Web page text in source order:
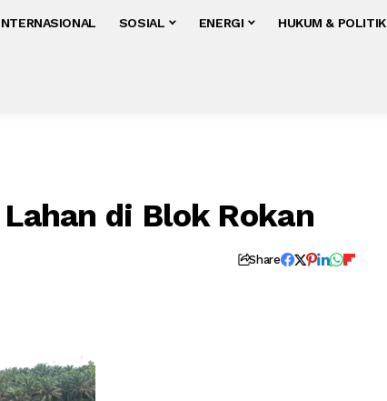
SOSIAL ENERGI HUKUM & POLITIK
di Blok Rokan
Share